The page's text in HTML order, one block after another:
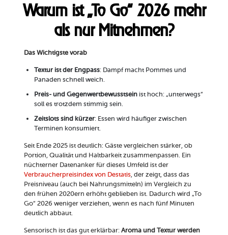
Warum ist „To Go“ 2026 mehr
als nur Mitnehmen?
Das Wichtigste vorab
Textur ist der Engpass: Dampf macht Pommes und
Panaden schnell weich.
Preis- und Gegenwertbewusstseinist hoch: „unterwegs“
soll es trotzdem stimmig sein.
Zeitslots sind kürzer: Essen wird häufiger zwischen
Terminen konsumiert.
Seit Ende 2025 ist deutlich: Gäste vergleichen stärker, ob
Portion, Qualität und Haltbarkeit zusammenpassen. Ein
nüchterner Datenanker für dieses Umfeld ist der
Verbraucherpreisindex von Destatis, der zeigt, dass das
Preisniveau (auch bei Nahrungsmitteln) im Vergleich zu
den frühen 2020ern erhöht geblieben ist. Dadurch wird „To
Go“ 2026 weniger verziehen, wenn es nach fünf Minuten
deutlich abbaut.
Sensorisch ist das gut erklärbar: Aroma und Textur werden